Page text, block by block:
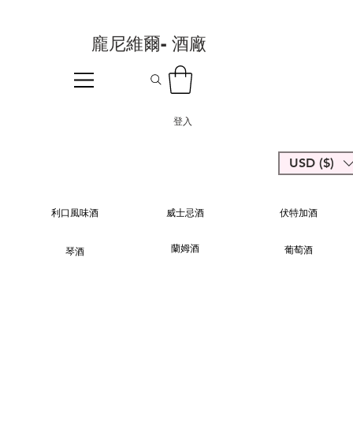
蘭姆酒
琴酒
伏特加酒
威士忌酒
利口風味酒
葡萄酒
登入
龐尼維爾- 酒廠
USD ($)